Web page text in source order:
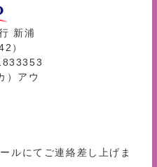
新浦
）
）アウ
ルにてご連絡差し上げま